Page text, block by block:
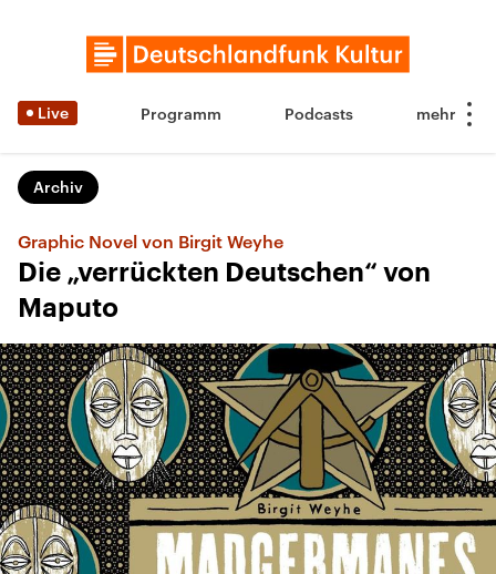
Live Programm Podcasts
Archiv
Graphic Novel von Birgit Weyhe
Die „verrückten Deutschen“ von
Maputo